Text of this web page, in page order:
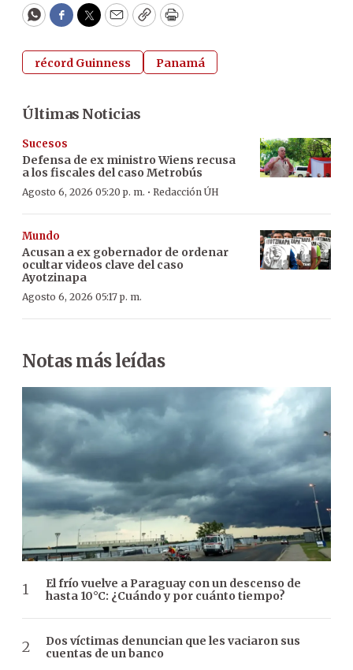
WhatsApp
Facebook
Twitter
EmailCopyPrint
récord Guinness Panamá
Últimas Noticias
Sucesos
Defensa de ex ministro Wiens recusa
a los fiscales del caso Metrobús
Agosto 6, 2026 05:20 p. m. · Redacción ÚH
Mundo
Acusan a ex gobernador de ordenar
ocultar videos clave del caso
Ayotzinapa
Agosto 6, 2026 05:17 p. m.
Notas más leídas
El frío vuelve a Paraguay con un descenso de
hasta 10°C: ¿Cuándo y por cuánto tiempo?
Dos víctimas denuncian que les vaciaron sus
cuentas de un banco